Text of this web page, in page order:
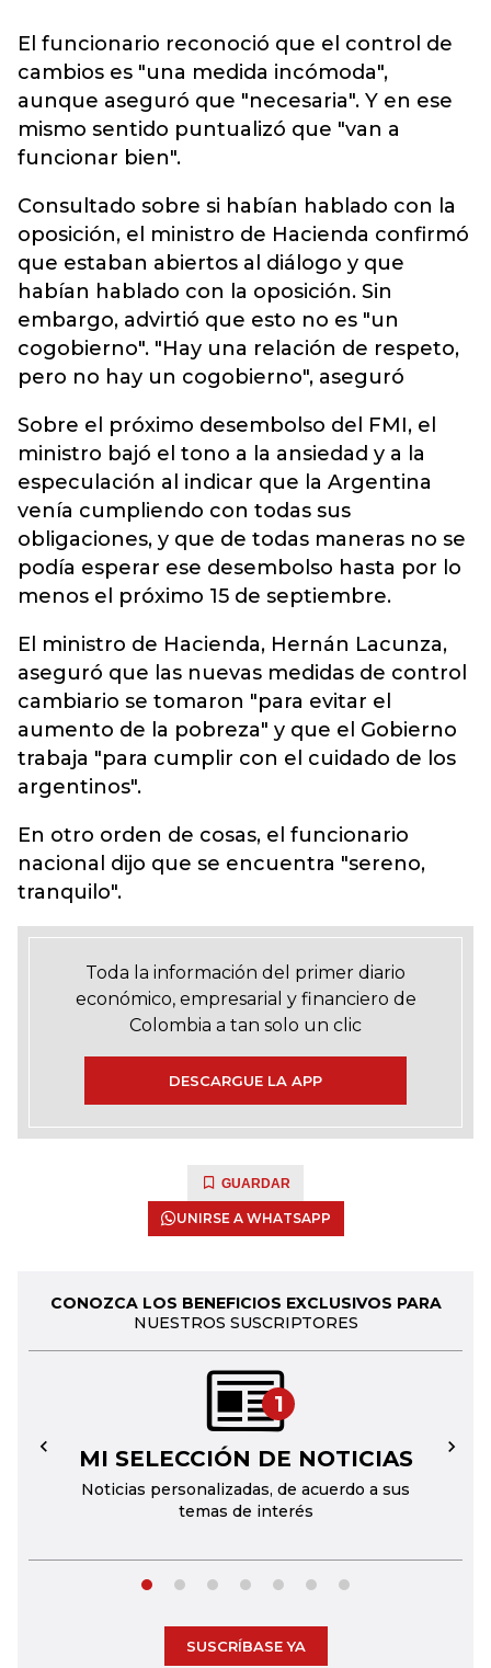
El funcionario reconoció que el control de
cambios es "una medida incómoda",
aunque aseguró que "necesaria". Y en ese
mismo sentido puntualizó que "van a
funcionar bien".
Consultado sobre si habían hablado con la
oposición, el ministro de Hacienda confirmó
que estaban abiertos al diálogo y que
habían hablado con la oposición. Sin
embargo, advirtió que esto no es "un
cogobierno". "Hay una relación de respeto,
pero no hay un cogobierno", aseguró
Sobre el próximo desembolso del FMI, el
ministro bajó el tono a la ansiedad y a la
especulación al indicar que la Argentina
venía cumpliendo con todas sus
obligaciones, y que de todas maneras no se
podía esperar ese desembolso hasta por lo
menos el próximo 15 de septiembre.
El ministro de Hacienda, Hernán Lacunza,
aseguró que las nuevas medidas de control
cambiario se tomaron "para evitar el
aumento de la pobreza" y que el Gobierno
trabaja "para cumplir con el cuidado de los
argentinos".
En otro orden de cosas, el funcionario
nacional dijo que se encuentra "sereno,
tranquilo".
Toda la información del primer diario
económico, empresarial y financiero de
Colombia a tan solo un clic
DESCARGUE LA APP
GUARDAR
UNIRSE A WHATSAPP
CONOZCA LOS BENEFICIOS EXCLUSIVOS PARA
NUESTROS SUSCRIPTORES
1
MI SELECCIÓN DE NOTICIAS
Noticias personalizadas, de acuerdo a sus
temas de interés
← →
SUSCRÍBASE YA